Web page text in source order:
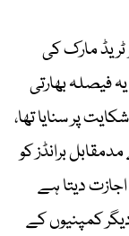
ٹریڈ مارک کی
فیصلہ بھارتی
پر سنایا تھا،
برانڈز کو
اجازت دیتا ہے
کمپنیوں کے